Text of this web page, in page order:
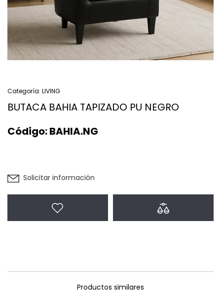
Categoría: LIVING
BUTACA BAHIA TAPIZADO PU NEGRO
Código:BAHIA.NG
Solicitar información
Productos similares